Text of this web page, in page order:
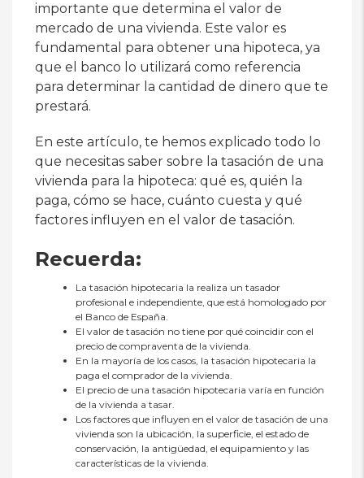
importante que determina el valor de
mercado de una vivienda. Este valor es
fundamental para obtener una hipoteca, ya
que el banco lo utilizará como referencia
para determinar la cantidad de dinero que te
prestará.
En este artículo, te hemos explicado todo lo
que necesitas saber sobre la tasación de una
vivienda para la hipoteca: qué es, quién la
paga, cómo se hace, cuánto cuesta y qué
factores influyen en el valor de tasación.
Recuerda:
La tasación hipotecaria la realiza un tasador
profesional e independiente, que está homologado por
el Banco de España.
El valor de tasación no tiene por qué coincidir con el
precio de compraventa de la vivienda.
En la mayoría de los casos, la tasación hipotecaria la
paga el comprador de la vivienda.
El precio de una tasación hipotecaria varía en función
de la vivienda a tasar.
Los factores que influyen en el valor de tasación de una
vivienda son la ubicación, la superficie, el estado de
conservación, la antigüedad, el equipamiento y las
características de la vivienda.